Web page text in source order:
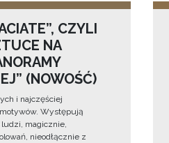
CZYLI
NA
(NOWOŚĆ)
i najczęściej
Występują
magicznie,
nieodłącznie z